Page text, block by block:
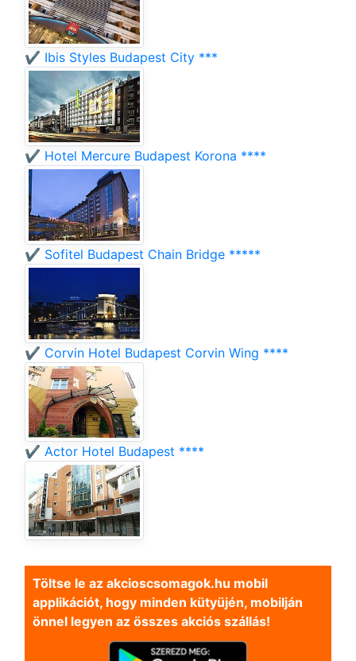
✔️ Ibis Styles Budapest City ***
✔️ Hotel Mercure Budapest Korona ****
✔️ Sofitel Budapest Chain Bridge *****
✔️ Corvin Hotel Budapest Corvin Wing ****
✔️ Actor Hotel Budapest ****
Töltse le az akcioscsomagok.hu mobil
applikációt, hogy minden kütyüjén, mobilján
önnel legyen az összes akciós szállás!